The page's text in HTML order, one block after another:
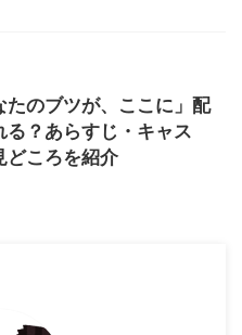
たのブツが、ここに」配
る？あらすじ・キャス
どころを紹介